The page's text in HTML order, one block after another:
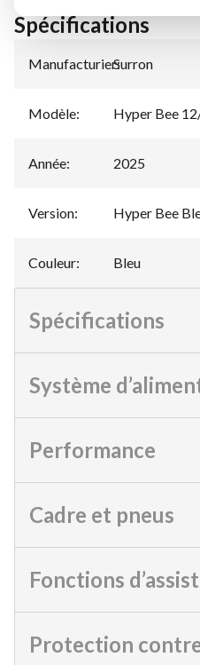
Spécifications
Manufacturier:
Surron
Modèle: Hyper Bee
Année: 2025
Version: Hyper Bee
Couleur: Bleu
Spécifications
Système
Performance
Cadre et pneus
Fonctions
Protection